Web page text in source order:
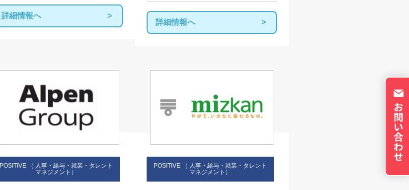
詳細情報へ
詳細情報へ
POSITIVE （ 人事・給与・就業・タレント
マネジメント）
POSITIVE （ 人事・給与・就業・タレント
マネジメント）
常に機能させる目的を中心に使われます。個人を直接特定できる情報が
保存されることは通常ありませんが、Web サイトのパーソナライズに使
われることはあります。鈴与シンワートではプライバシーの権利を尊重
一部の Cookie を無効化した場合、サイトの利用やサービスの利用に影響
が出る可能性があります。